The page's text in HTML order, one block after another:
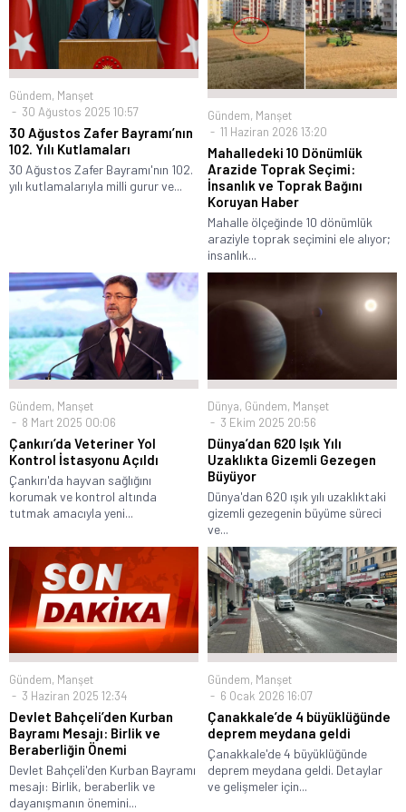
Gündem, Manşet
30 Ağustos 2025 10:57
30 Ağustos Zafer Bayramı’nın
102. Yılı Kutlamaları
30 Ağustos Zafer Bayramı'nın 102.
yılı kutlamalarıyla milli gurur ve...
Gündem, Manşet
11 Haziran 2026 13:20
Mahalledeki 10 Dönümlük
Arazide Toprak Seçimi:
İnsanlık ve Toprak Bağını
Koruyan Haber
Mahalle ölçeğinde 10 dönümlük
araziyle toprak seçimini ele alıyor;
insanlık...
Gündem, Manşet
8 Mart 2025 00:06
Çankırı’da Veteriner Yol
Kontrol İstasyonu Açıldı
Çankırı'da hayvan sağlığını
korumak ve kontrol altında
tutmak amacıyla yeni...
Dünya, Gündem, Manşet
3 Ekim 2025 20:56
Dünya’dan 620 Işık Yılı
Uzaklıkta Gizemli Gezegen
Büyüyor
Dünya'dan 620 ışık yılı uzaklıktaki
gizemli gezegenin büyüme süreci
ve...
Gündem, Manşet
3 Haziran 2025 12:34
Devlet Bahçeli’den Kurban
Bayramı Mesajı: Birlik ve
Beraberliğin Önemi
Devlet Bahçeli'den Kurban Bayramı
mesajı: Birlik, beraberlik ve
dayanışmanın önemini...
Gündem, Manşet
6 Ocak 2026 16:07
Çanakkale’de 4 büyüklüğünde
deprem meydana geldi
Çanakkale'de 4 büyüklüğünde
deprem meydana geldi. Detaylar
ve gelişmeler için...